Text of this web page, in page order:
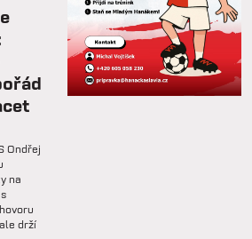
Ondřej
na
drží